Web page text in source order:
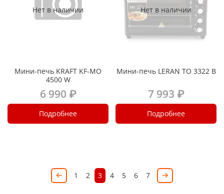
Нет в наличии
Мини-печь KRAFT KF-MO
4500 W
6 990 ₽
Подробнее
Нет в наличии
Мини-печь LERAN TO 3322 B
7 993 ₽
Подробнее
1 2 3 4 5 6 7